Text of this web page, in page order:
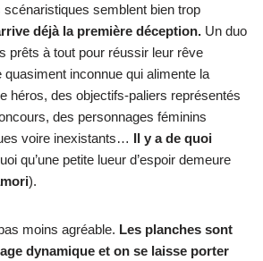
semblent bien trop
déjà la première déception. Un duo
prêts à tout pour réussir leur rêve
inconnue qui alimente la
héros, des objectifs-paliers représentés
des personnages féminins
voire inexistants…
Il y a de quoi
qu’une petite lueur d’espoir demeure
).
moins agréable. Les planches sont
dynamique et on se laisse porter